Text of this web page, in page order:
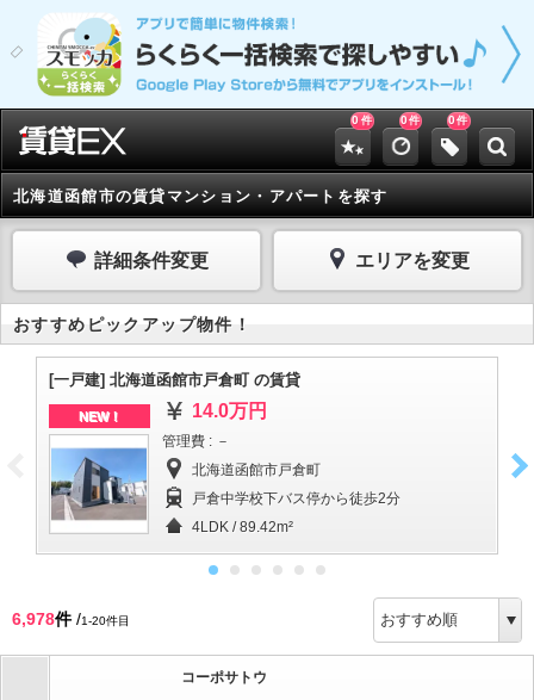
0 件 0件 0件
北海道函館市の賃貸マンション・アパートを探す
詳細条件変更 エリアを変更
おすすめピックアップ物件！
[一戸建] 北海道函館市戸倉町 の賃貸
NEW！ 14.0万円
管理費 : －
北海道函館市戸倉町
戸倉中学校下バス停から徒歩2分
4LDK / 89.42m²
6,978件/1-20件目
コーポサトウ